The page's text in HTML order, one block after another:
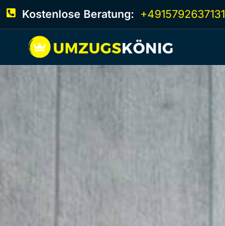
Kostenlose Beratung: +4915792637131